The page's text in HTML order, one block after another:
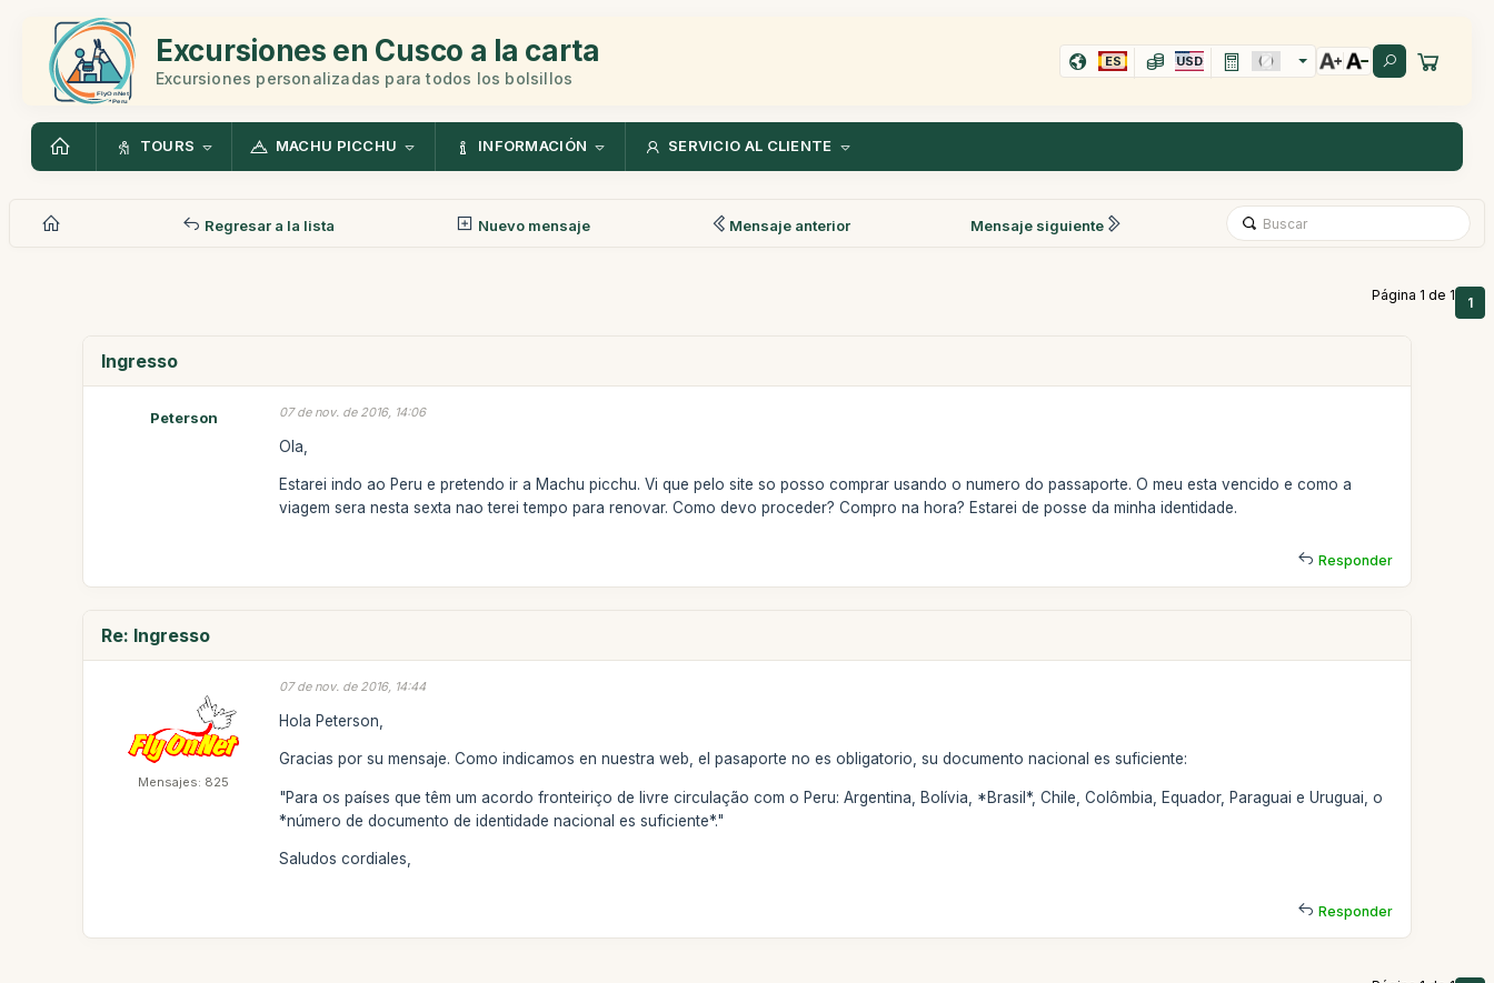
Excursiones en Cusco a la carta
Excursiones personalizadas para todos los bolsillos
ES USD
TOURS MACHU PICCHU INFORMACIÓN SERVICIO AL CLIENTE
Regresar a la lista Nuevo mensaje Mensaje anterior Mensaje siguiente
Página 1 de 1 1
Ingresso
Peterson 07 de nov. de 2016, 14:06
Ola,
Estarei indo ao Peru e pretendo ir a Machu picchu. Vi que pelo site so posso comprar usando o numero do passaporte. O meu esta vencido e como a
viagem sera nesta sexta nao terei tempo para renovar. Como devo proceder? Compro na hora? Estarei de posse da minha identidade.
Responder
Re: Ingresso
Mensajes: 825
07 de nov. de 2016, 14:44
Hola Peterson,
Gracias por su mensaje. Como indicamos en nuestra web, el pasaporte no es obligatorio, su documento nacional es suficiente:
"Para os países que têm um acordo fronteiriço de livre circulação com o Peru: Argentina, Bolívia, *Brasil*, Chile, Colômbia, Equador, Paraguai e Uruguai, o
*número de documento de identidade nacional es suficiente*."
Saludos cordiales,
Responder